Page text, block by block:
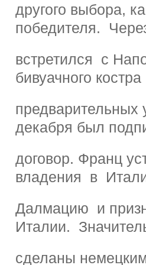
другого выбора,
победителя.
встретился с
бивуачного
декабря был
договор. Франц
владения в
Далмацию и
Италии.
сделаны